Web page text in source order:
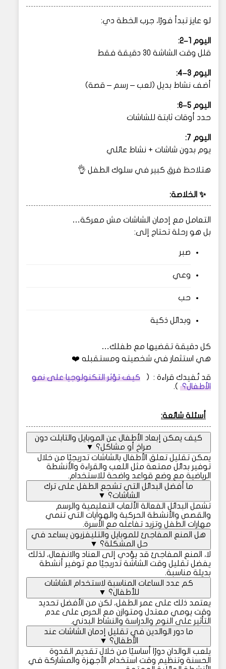
لو عايز تبدأ فورًا، جرب الخطة دي:
اليوم 1–2:
قلل وقت الشاشة 30 دقيقة فقط
اليوم 3–4:
أضف نشاط بديل (لعب – رسم – قصة)
اليوم 5–6:
حدد أوقات ثابتة للشاشات
اليوم 7:
يوم بدون شاشات + نشاط عائلي
هتلاحظ فرق كبير في سلوك الطفل 👌
✨ الخلاصة:
التعامل مع إدمان الشاشات مش معركة…
بل هو رحلة تحتاج إلى:
صبر
وعي
حب
وبدائل ذكية
كل دقيقة تقضيها مع طفلك…
هي استثمار في شخصيته ومستقبله ❤️
قد تُفيدك قراءة : ( كيف تؤثر التكنولوجيا على نمو
الأطفال؟ ).
أسئلة شائعة:
كيف يمكن إبعاد الأطفال عن الموبايل والتابلت دون
صراخ أو مشاكل؟ ▼
يمكن تقليل تعلق الأطفال بالشاشات تدريجيًا من خلال
توفير بدائل ممتعة مثل اللعب والقراءة والأنشطة
الرياضية مع وضع قواعد واضحة للاستخدام.
ما أفضل البدائل التي تشجع الطفل على ترك
الشاشات؟ ▼
تشمل البدائل الفعالة الألعاب التعليمية والرسم
والقصص والأنشطة الحركية والهوايات التي تنمي
مهارات الطفل وتزيد تفاعله مع الأسرة.
هل المنع المفاجئ للموبايل والتليفزيون يساعد في
حل المشكلة؟ ▼
لا، المنع المفاجئ قد يؤدي إلى العناد والانفعال، لذلك
يفضل تقليل وقت الشاشة تدريجيًا مع توفير أنشطة
بديلة مناسبة.
كم عدد الساعات المناسبة لاستخدام الشاشات
للأطفال؟ ▼
يعتمد ذلك على عمر الطفل، لكن من الأفضل تحديد
وقت يومي معتدل ومتوازن مع الحرص على عدم
التأثير على النوم والدراسة والنشاط البدني.
ما دور الوالدين في تقليل إدمان الشاشات عند
الأطفال؟ ▼
يلعب الوالدان دورًا أساسيًا من خلال تقديم القدوة
الحسنة وتنظيم وقت استخدام الأجهزة والمشاركة في